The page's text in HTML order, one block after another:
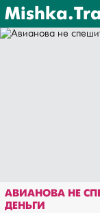
АВИАНОВА НЕ
ДЕНЬГИ